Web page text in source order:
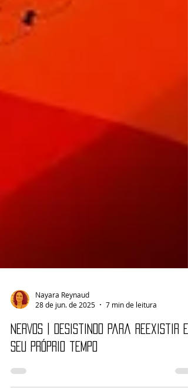
28 de jun. de 2025
7 min de leitura
NERVOS | Desistindo para reexistir
seu próprio tempo